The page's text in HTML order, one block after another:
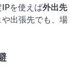
を使えば外出先
出張先でも、場